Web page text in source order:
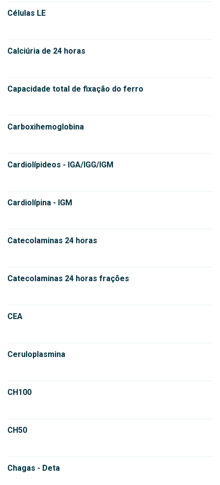
Células LE
Calciúria de 24 horas
Capacidade total de fixação do ferro
Carboxihemoglobina
Cardiolípideos - IGA/IGG/IGM
Cardiolípina - IGM
Catecolaminas 24 horas
Catecolaminas 24 horas frações
CEA
Ceruloplasmina
CH100
CH50
Chagas - Deta